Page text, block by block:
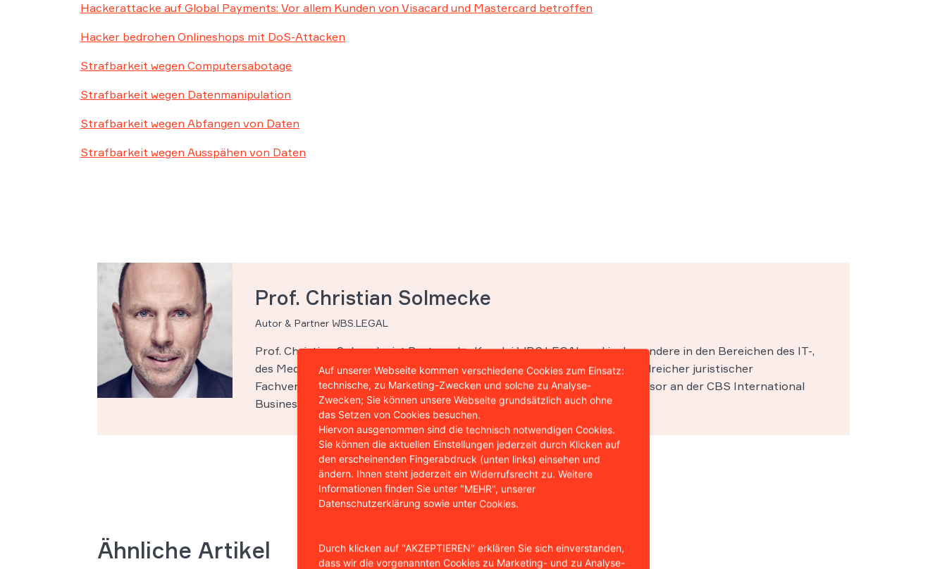
Hackerattacke auf Global Payments: Vor allem Kunden von Visacard und Mastercard betroffen
Hacker bedrohen Onlineshops mit DoS-Attacken
Strafbarkeit wegen Computersabotage
Strafbarkeit wegen Datenmanipulation
Strafbarkeit wegen Abfangen von Daten
Strafbarkeit wegen Ausspähen von Daten
Prof. Christian Solmecke
Autor & Partner WBS.LEGAL
Prof. Christian Solmecke ist Partner der Kanzlei WBS.LEGAL und insbesondere in den Bereichen des IT-,
des Medien- und des Internetrechts tätig. Darüber hinaus ist er Autor zahlreicher juristischer
Fachveröffentlichungen in diesen Bereichen und lehrt als Honorarprofessor an der CBS International
Business School in Köln.
Ähnliche Artikel
Auf unserer Webseite kommen verschiedene Cookies zum Einsatz:
technische, zu Marketing-Zwecken und solche zu Analyse-
Zwecken; Sie können unsere Webseite grundsätzlich auch ohne
das Setzen von Cookies besuchen.
Hiervon ausgenommen sind die technisch notwendigen Cookies.
Sie können die aktuellen Einstellungen jederzeit durch Klicken auf
den erscheinenden Fingerabdruck (unten links) einsehen und
ändern. Ihnen steht jederzeit ein Widerrufsrecht zu. Weitere
Informationen finden Sie unter "MEHR", unserer
Datenschutzerklärung sowie unter Cookies.
Durch klicken auf "AKZEPTIEREN" erklären Sie sich einverstanden,
dass wir die vorgenannten Cookies zu Marketing- und zu Analyse-